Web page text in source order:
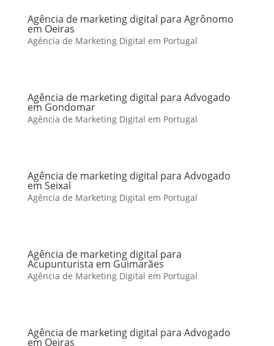
Agência de marketing digital para Agrônomo
em Oeiras
Agência de Marketing Digital em Portugal
Agência de marketing digital para Advogado
em Gondomar
Agência de Marketing Digital em Portugal
Agência de marketing digital para Advogado
em Seixal
Agência de Marketing Digital em Portugal
Agência de marketing digital para
Acupunturista em Guimarães
Agência de Marketing Digital em Portugal
Agência de marketing digital para Advogado
em Oeiras